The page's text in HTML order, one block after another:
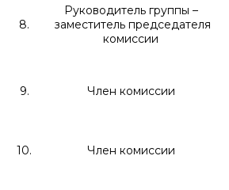
8.
Руководитель группы –
заместитель председателя
комиссии
9. Член комиссии
10. Член комиссии